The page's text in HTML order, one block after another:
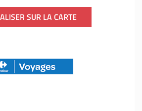
SUR LA CARTE